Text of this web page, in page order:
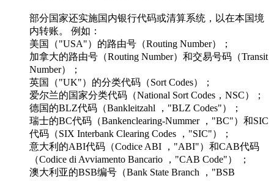
部分国家还实施国内银行代码或清算系统，以在本国境
内转账。 例如：
美国（"USA"）的路由号（Routing Number）；
加拿大的路由号（Routing Number）和交易号码（Transit
Number）；
英国（"UK"）的分类代码（Sort Codes）；
爱尔兰的国家分类代码（National Sort Codes，NSC）；
德国的BLZ代码（Bankleitzahl ，"BLZ Codes"）；
瑞士的BC代码（Bankenclearing-Nummer ，"BC"）和SIC
代码（SIX Interbank Clearing Codes ，"SIC"）；
意大利的ABI代码（Codice ABI ，"ABI"）和CAB代码
（Codice di Avviamento Bancario ，"CAB Code"） ；
澳大利亚的BSB编号（Bank State Branch ，"BSB